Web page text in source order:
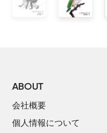
2.1　複雑性の発
2.3　レガシーシ
2.4　基礎となるメ
ABOUT
会社概要
個人情報について